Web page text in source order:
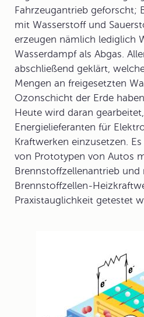
Fahrzeugantrieb geforscht;
mit Wasserstoff und
erzeugen nämlich lediglich
Wasserdampf als Abgas.
abschließend geklärt,
Mengen an freigesetzten
Ozonschicht der Erde
Heute wird daran
Energielieferanten für
Kraftwerken einzusetzen.
von Prototypen von Autos
Brennstoffzellenantrieb
Brennstoffzellen-
Praxistauglichkeit getestet